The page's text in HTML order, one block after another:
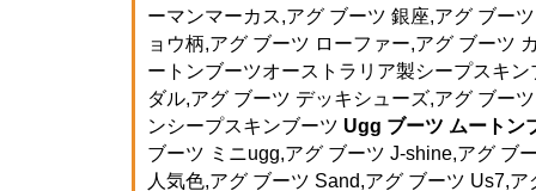
ーマンマーカス,アグ ブーツ 銀座,アグ ブー
ョウ柄,アグ ブーツ ローファー,アグ ブーツ
ートンブーツオーストラリア製シープスキ
ダル,アグ ブーツ デッキシューズ,アグ ブー
ンシープスキンブーツ Ugg ブーツ ムートン
ブーツ ミニugg,アグ ブーツ J-shine,アグ ブ
人気色,アグ ブーツ Sand,アグ ブーツ Us7,